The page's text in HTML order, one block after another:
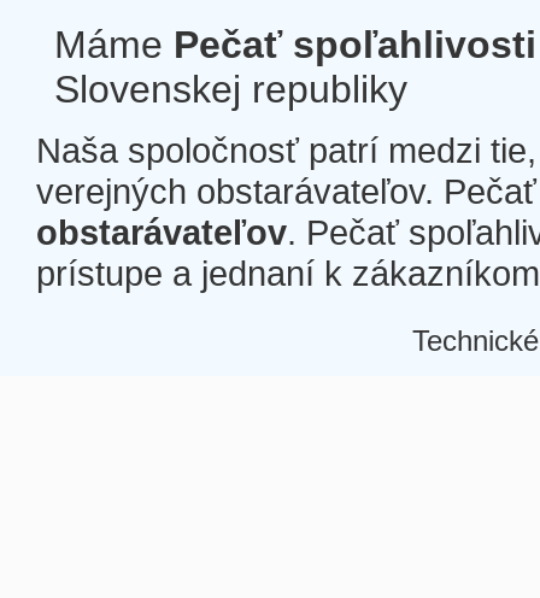
Máme Pečať spoľahlivosti
Slovenskej republiky
Naša spoločnosť patrí medzi
verejných obstarávateľov.
obstarávateľov. Pečať
prístupe a jednaní k